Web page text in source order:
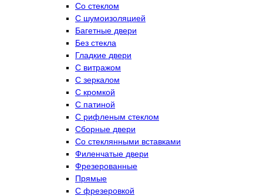
Со стеклом
C шумоизоляцией
Багетные двери
Без стекла
Гладкие двери
С витражом
С зеркалом
С кромкой
С патиной
С рифленым стеклом
Сборные двери
Со стеклянными вставками
Филенчатые двери
Фрезерованные
Прямые
С фрезеровкой